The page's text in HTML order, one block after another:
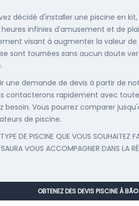
décidé d'installer une piscine en
heures infinies d'amusement et de
visant à augmenter la valeur
sont tournées sans aucun doute
une demande de devis à partir de
contacterons rapidement avec
besoin. Vous pourrez comparer
de piscine.
DE PISCINE QUE VOUS SOUHAITEZ
VOUS ACCOMPAGNER DANS LA
OBTENEZ DES DEVIS PISCINE À